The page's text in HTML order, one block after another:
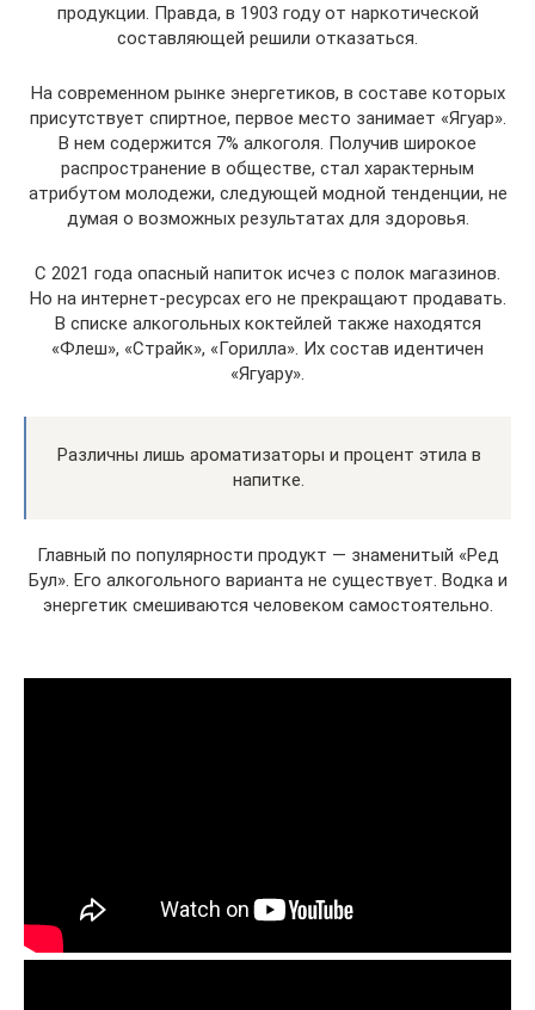
продукции. Правда, в 1903 году от наркотической
составляющей решили отказаться.
На современном рынке энергетиков, в составе которых
присутствует спиртное, первое место занимает «Ягуар».
В нем содержится 7% алкоголя. Получив широкое
распространение в обществе, стал характерным
атрибутом молодежи, следующей модной тенденции, не
думая о возможных результатах для здоровья.
С 2021 года опасный напиток исчез с полок магазинов.
Но на интернет-ресурсах его не прекращают продавать.
В списке алкогольных коктейлей также находятся
«Флеш», «Страйк», «Горилла». Их состав идентичен
«Ягуару».
Различны лишь ароматизаторы и процент этила в
напитке.
Главный по популярности продукт — знаменитый «Ред
Бул». Его алкогольного варианта не существует. Водка и
энергетик смешиваются человеком самостоятельно.